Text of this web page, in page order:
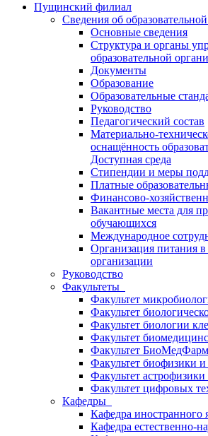
Пущинский филиал
Сведения об
Основные сведения
Структура и органы
образовательной
Документы
Образование
Образовательные
Руководство
Педагогический состав
Материально-
оснащённость
Доступная среда
Стипендии и меры
Платные
Финансово-
Вакантные места для
обучающихся
Международное
Организация питания в
организации
Руководство
Факультеты
Факультет
Факультет
Факультет биологии
Факультет
Факультет
Факультет биофизики
Факультет
Факультет цифровых
Кафедры
Кафедра иностранного
Кафедра естественно-